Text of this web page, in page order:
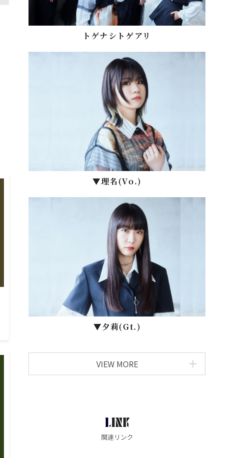
トゲナシトゲアリ
▼理名(Vo.)
▼⼣莉(Gt.)
VIEW MORE
LINK
関連リンク